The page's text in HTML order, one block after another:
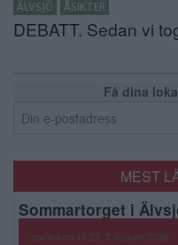
ÄLVSJÖ ÅSIKTER
DEBATT. Sedan vi
Få dina
MEST
Sommartorget i
posted on 16:23, 3 augusti 2026